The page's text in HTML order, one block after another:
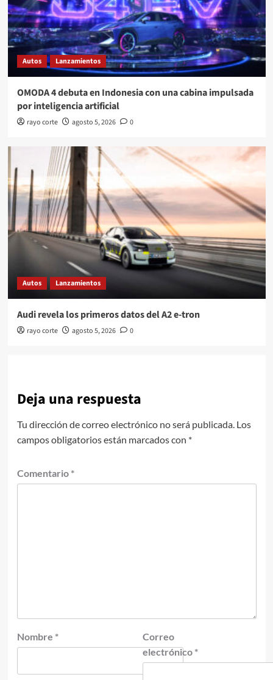
Autos Lanzamientos
OMODA 4 debuta en Indonesia con una cabina impulsada
por inteligencia artificial
rayo corte agosto 5, 2026 0
Autos Lanzamientos
Audi revela los primeros datos del A2 e-tron
rayo corte agosto 5, 2026 0
Deja una respuesta
Tu dirección de correo electrónico no será publicada. Los
campos obligatorios están marcados con *
Comentario *
Nombre *
Correo
electrónico *